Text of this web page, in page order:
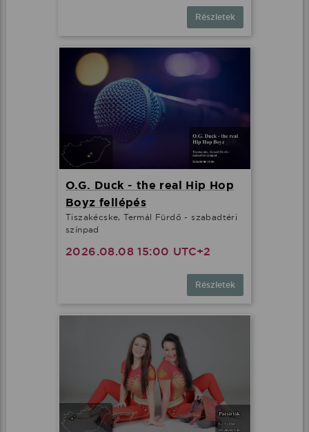
Részletek
O.G. Duck - the real Hip Hop
Boyz fellépés
Tiszakécske, Termál Fürdő - szabadtéri
színpad
2026.08.08 15:00 UTC+2
Részletek